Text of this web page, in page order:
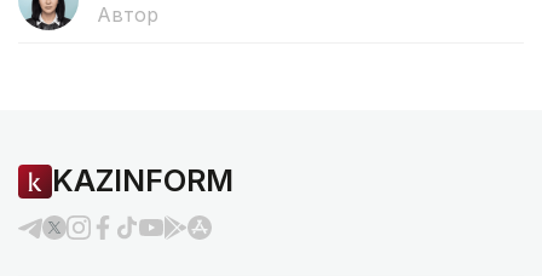
Автор
KAZINFORM